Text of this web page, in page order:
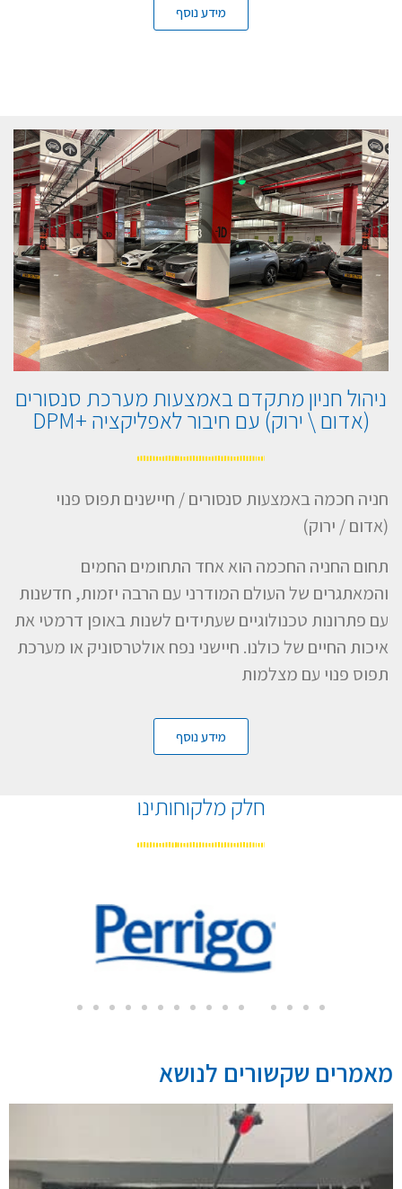
מידע נוסף
ניהול חניון מתקדם באמצעות מערכת סנסורים
(אדום \ ירוק) עם חיבור לאפליקציה +DPM
חניה חכמה באמצעות סנסורים / חיישנים תפוס פנוי
(אדום / ירוק)
תחום החניה החכמה הוא אחד התחומים החמים
והמאתגרים של העולם המודרני עם הרבה יזמות, חדשנות
עם פתרונות טכנולוגיים שעתידים לשנות באופן דרמטי את
איכות החיים של כולנו. חיישני נפח אולטרסוניק או מערכת
תפוס פנוי עם מצלמות
מידע נוסף
חלק מלקוחותינו
מאמרים שקשורים לנושא